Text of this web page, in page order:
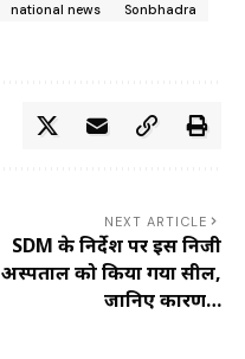
national news
Sonbhadra
NEXT ARTICLE
SDM के निर्देश पर इस निजी
अस्पताल को किया गया सील,
जानिए कारण…